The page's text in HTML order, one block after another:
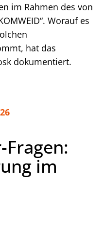
im Rahmen des von
Worauf es
hat das
dokumentiert.
Fragen:
im